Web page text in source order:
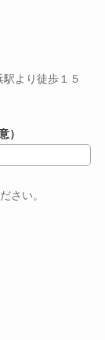
より徒歩１５
）
さい。